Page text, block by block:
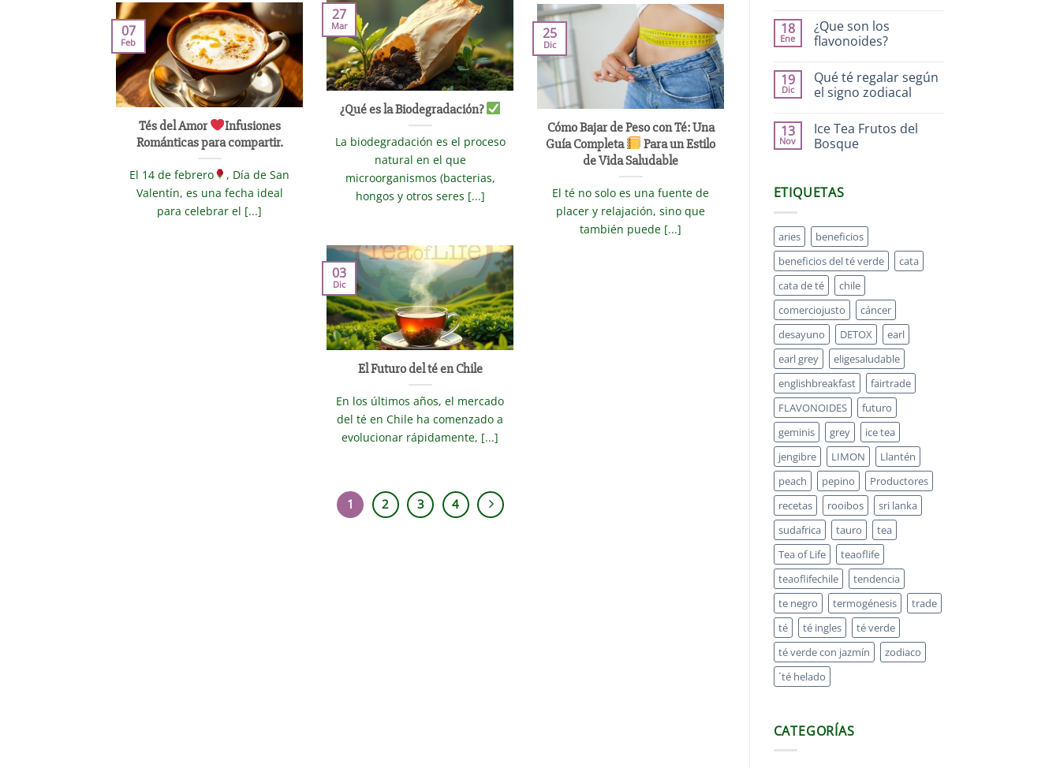
¿Qué es la Biodegradación?
La biodegradación es el proceso
natural en el que
microorganismos (bacterias,
hongos y otros seres [...]
27
Mar
Tés del Amor
Infusiones
Románticas para compartir.
El 14 de febrero
, Día de San
Valentín, es una fecha ideal
para celebrar el [...]
07
Feb
Cómo Bajar de Peso con Té: Una
Guía Completa
Para un Estilo
de Vida Saludable
El té no solo es una fuente de
placer y relajación, sino que
también puede [...]
25
Dic
El Futuro del té en Chile
En los últimos años, el mercado
del té en Chile ha comenzado a
evolucionar rápidamente, [...]
03
Dic
1 2 3 4
18
Ene
¿Que son los
flavonoides?
19
Dic
Qué té regalar según
el signo zodiacal
13
Nov
Ice Tea Frutos del
Bosque
ETIQUETAS
aries
beneficios
beneficios del té verde
cata
cata de té
chile
comerciojusto
cáncer
desayuno
DETOX
earl
earl grey
eligesaludable
englishbreakfast
fairtrade
FLAVONOIDES
futuro
geminis
grey
ice tea
jengibre
LIMON
Llantén
peach
pepino
Productores
recetas
rooibos
sri lanka
sudafrica
tauro
tea
Tea of Life
teaoflife
teaoflifechile
tendencia
te negro
termogénesis
trade
té
té ingles
té verde
té verde con jazmín
zodiaco
´té helado
CATEGORÍAS